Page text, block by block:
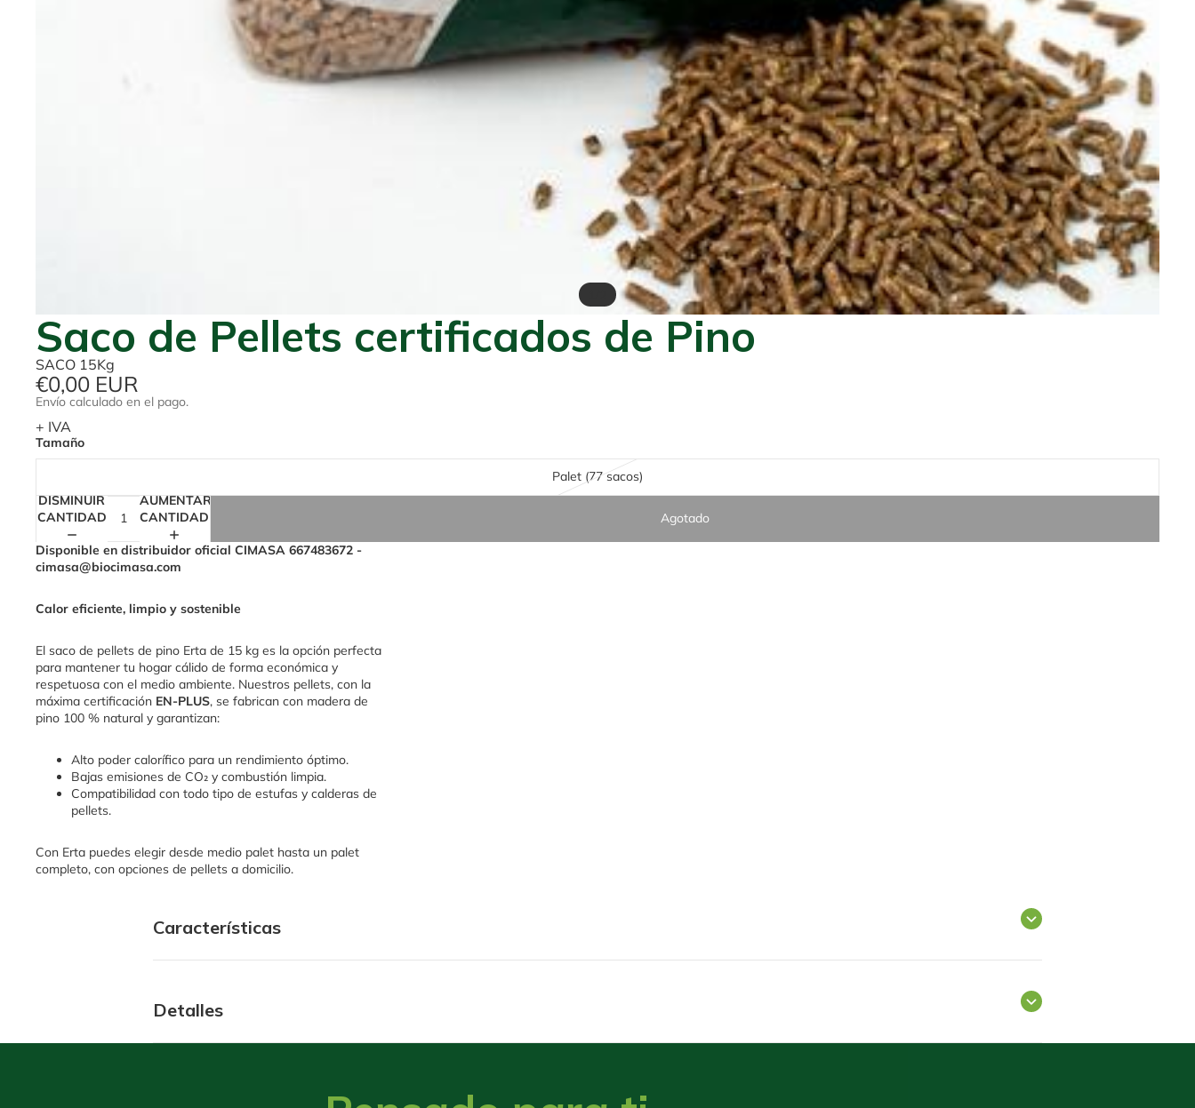
Saco de Pellets certificados de Pino
SACO 15Kg
€0,00 EUR
Envío calculado en el pago.
+ IVA
Tamaño
Palet (77 sacos)
DISMINUIR
CANTIDAD
AUMENTAR
CANTIDAD
Agotado
Disponible en distribuidor oficial CIMASA 667483672 -
cimasa@biocimasa.com
Calor eficiente, limpio y sostenible
El saco de pellets de pino Erta de 15 kg es la opción perfecta
para mantener tu hogar cálido de forma económica y
respetuosa con el medio ambiente. Nuestros pellets, con la
máxima certificación EN-PLUS, se fabrican con madera de
pino 100 % natural y garantizan:
Alto poder calorífico para un rendimiento óptimo.
Bajas emisiones de CO₂ y combustión limpia.
Compatibilidad con todo tipo de estufas y calderas de
pellets.
Con Erta puedes elegir desde medio palet hasta un palet
completo, con opciones de pellets a domicilio.
Características
Detalles